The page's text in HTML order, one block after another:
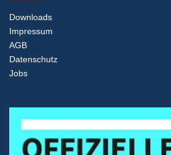
Downloads
Impressum
AGB
Datenschutz
Jobs